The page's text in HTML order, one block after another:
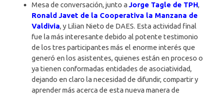
Mesa de conversación, junto a Jorge Tagle de TPH,
Ronald Javet de la Cooperativa la Manzana de
Valdivia, y Lilian Nieto de DAES. Esta actividad final
fue la más interesante debido al potente testimonio
de los tres participantes más el enorme interés que
generó en los asistentes, quienes están en proceso o
ya tienen conformadas entidades de asociatividad,
dejando en claro la necesidad de difundir, compartir y
aprender más acerca de esta nueva manera de